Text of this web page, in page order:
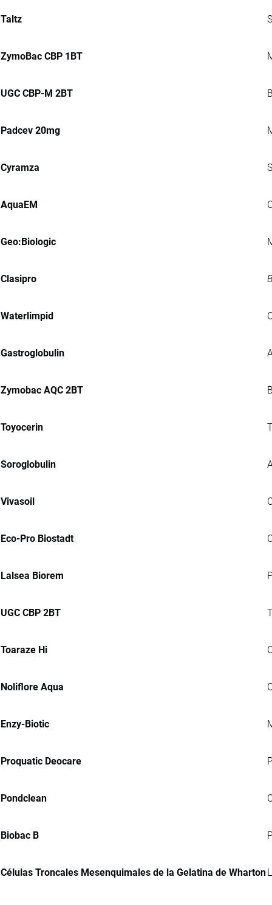
Taltz
ZymoBac CBP 1BT
UGC CBP-M 2BT
Padcev 20mg
Cyramza
AquaEM
Geo:Biologic
Clasipro
Waterlimpid
Gastroglobulin
Zymobac AQC 2BT
Toyocerin
Soroglobulin
Vivasoil
Eco-Pro Biostadt
Lalsea Biorem
UGC CBP 2BT
Toaraze Hi
Noliflore Aqua
Enzy-Biotic
Proquatic Deocare
Pondclean
Biobac B
Células Troncales Mesenquimales de la Gelatina de Wharton